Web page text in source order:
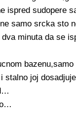
ispred sudopere
samo srcka sto
minuta da se
stalno joj